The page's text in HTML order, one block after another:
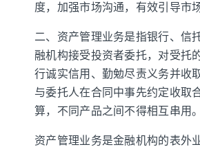
度，加强市场沟通，有效引导市
二、资产管理业务是指银行、信
融机构接受投资者委托，对受托
行诚实信用、勤勉尽责义务并收
与委托人在合同中事先约定收取
算，不同产品之间不得相互串用。
资产管理业务是金融机构的表外